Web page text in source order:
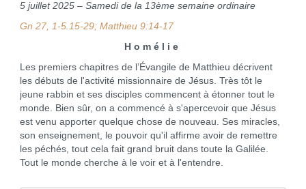
5 juillet 2025 – Samedi de la 13ème semaine ordinaire
Gn 27, 1-5.15-29; Matthieu 9:14-17
H o m é l i e
Les premiers chapitres de l’Évangile de Matthieu décrivent
les débuts de l'activité missionnaire de Jésus. Très tôt le
jeune rabbin et ses disciples commencent à étonner tout le
monde. Bien sûr, on a commencé à s'apercevoir que Jésus
est venu apporter quelque chose de nouveau. Ses miracles,
son enseignement, le pouvoir qu'il affirme avoir de remettre
les péchés, tout cela fait grand bruit dans toute la Galilée.
Tout le monde cherche à le voir et à l'entendre.